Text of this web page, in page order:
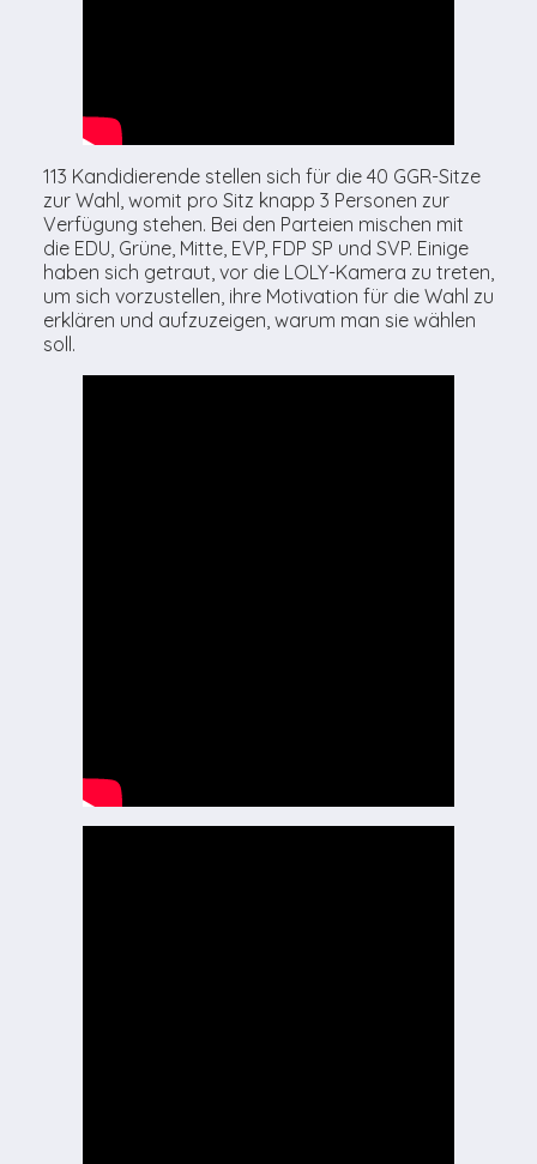
113 Kandidierende stellen sich für die 40 GGR-Sitze
zur Wahl, womit pro Sitz knapp 3 Personen zur
Verfügung stehen. Bei den Parteien mischen mit
die EDU, Grüne, Mitte, EVP, FDP SP und SVP. Einige
haben sich getraut, vor die LOLY-Kamera zu treten,
um sich vorzustellen, ihre Motivation für die Wahl zu
erklären und aufzuzeigen, warum man sie wählen
soll.